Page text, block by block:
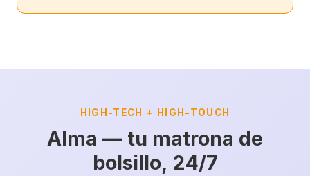
HIGH-TECH + HIGH-TOUCH
Alma — tu matrona de
bolsillo, 24/7